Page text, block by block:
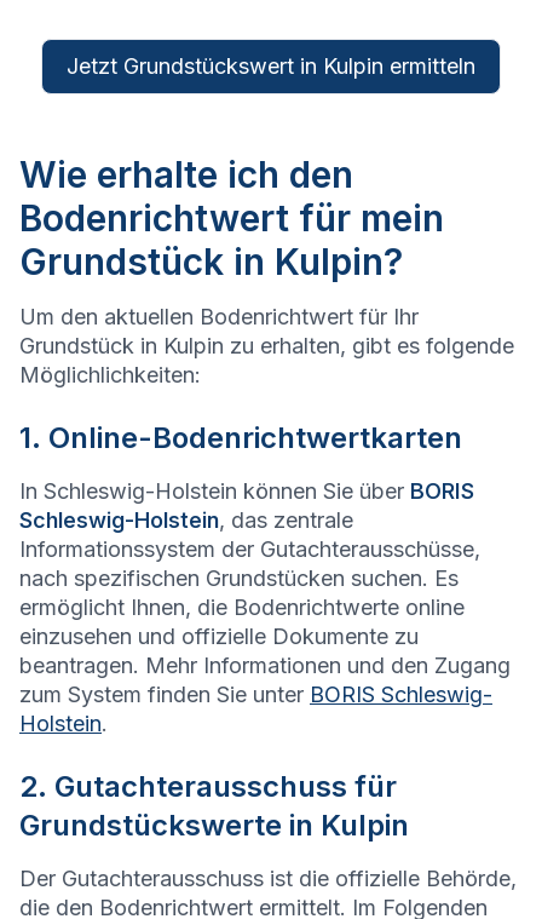
Jetzt Grundstückswert in Kulpin ermitteln
Wie erhalte ich den
Bodenrichtwert für mein
Grundstück in Kulpin?
Um den aktuellen Bodenrichtwert für Ihr
Grundstück in Kulpin zu erhalten, gibt es folgende
Möglichlichkeiten:
1. Online-Bodenrichtwertkarten
In Schleswig-Holstein können Sie über BORIS
Schleswig-Holstein, das zentrale
Informationssystem der Gutachterausschüsse,
nach spezifischen Grundstücken suchen. Es
ermöglicht Ihnen, die Bodenrichtwerte online
einzusehen und offizielle Dokumente zu
beantragen. Mehr Informationen und den Zugang
zum System finden Sie unter BORIS Schleswig-
Holstein.
2. Gutachterausschuss für
Grundstückswerte in Kulpin
Der Gutachterausschuss ist die offizielle Behörde,
die den Bodenrichtwert ermittelt. Im Folgenden